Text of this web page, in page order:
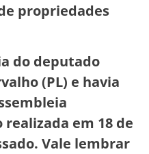
propriedades
do deputado
(PL) e havia
realizada em 18 de
Vale lembrar